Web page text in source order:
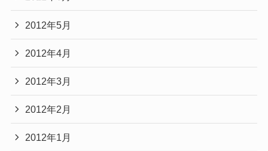
2012年5月
2012年4月
2012年3月
2012年2月
2012年1月